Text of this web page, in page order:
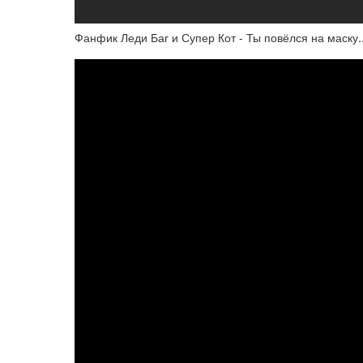
Фанфик Леди Баг и Супер Кот - Ты повёлся на